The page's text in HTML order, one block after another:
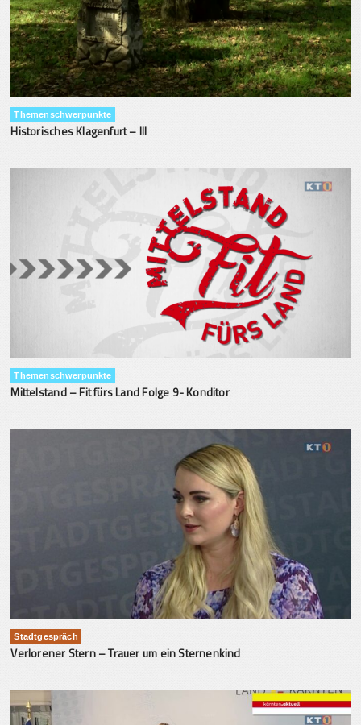
Themenschwerpunkte
Historisches Klagenfurt – III
Themenschwerpunkte
Mittelstand – Fit fürs Land Folge 9- Konditor
Stadtgespräch
Verlorener Stern – Trauer um ein Sternenkind